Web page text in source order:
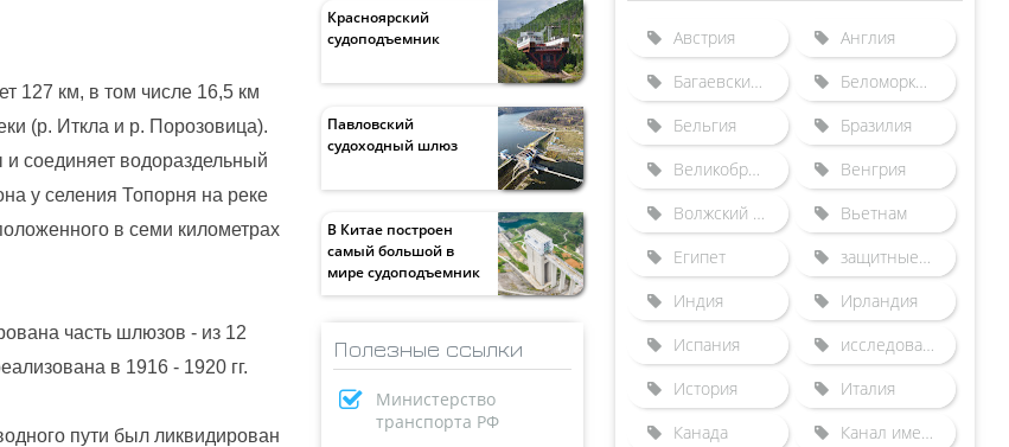
127 км, в том числе 16,5 км
(р. Иткла и р. Порозовица).
соединяет водораздельный
у селения Топорня на реке
в семи километрах
часть шлюзов - из 12
в 1916 - 1920 гг.
пути был ликвидирован
Красноярский
судоподъемник
Павловский
судоходный шлюз
В Китае построен
самый большой в
мире судоподъемник
Полезные ссылки
Министерство
транспорта РФ
Австрия
Англия
Багаевский гидроузел
Беломорканал
Бельгия
Бразилия
Великобритания
Венгрия
Волжский бассейн
Вьетнам
Египет
защитные сооружения от наводнений
Индия
Ирландия
Испания
исследования
История
Италия
Канада
Канал имени Москвы